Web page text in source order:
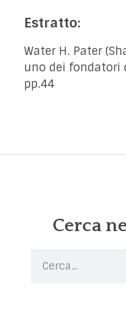
Estratto:
Water H. Pater
uno dei fondatori
pp.44
Cerca